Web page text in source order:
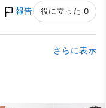
報告 役に立った 0
さらに表示